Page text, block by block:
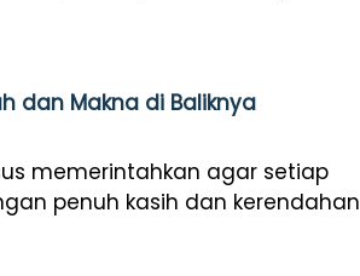
dan Makna di Baliknya
memerintahkan agar setiap
penuh kasih dan kerendahan